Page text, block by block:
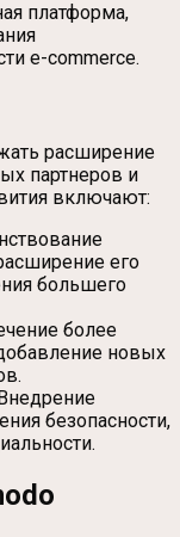
платформа,
e-commerce.
расширение
партнеров и
включают:
его
большего
более
новых
безопасности,